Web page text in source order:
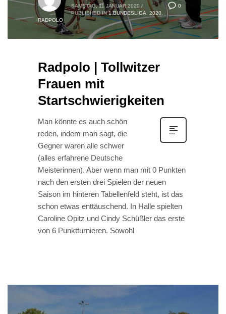
0
SAMSTAG, 11 JANUAR 2020 /
PUBLISHED IN 1.BUNDESLIGA 2020
RADPOLO
Radpolo | Tollwitzer
Frauen mit
Startschwierigkeiten
Man könnte es auch schön
reden, indem man sagt, die
Gegner waren alle schwer
(alles erfahrene Deutsche
Meisterinnen). Aber wenn man mit 0 Punkten
nach den ersten drei Spielen der neuen
Saison im hinteren Tabellenfeld steht, ist das
schon etwas enttäuschend. In Halle spielten
Caroline Opitz und Cindy Schüßler das erste
von 6 Punktturnieren. Sowohl